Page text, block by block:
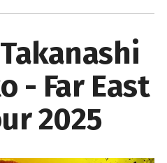
- Far East
2025